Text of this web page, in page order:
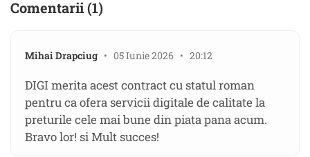
Comentarii (1)
Mihai Drapciug • 05 Iunie 2026 • 20:12
DIGI merita acest contract cu statul roman
pentru ca ofera servicii digitale de calitate la
preturile cele mai bune din piata pana acum.
Bravo lor! si Mult succes!